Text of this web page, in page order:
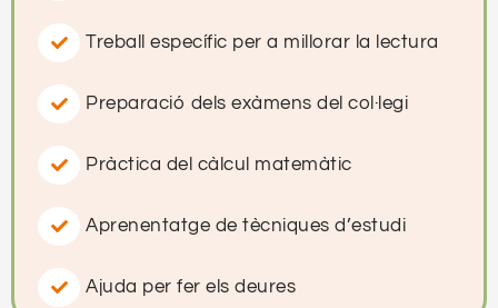
Treball específic per a millorar la lectura
Preparació dels exàmens del col·legi
Pràctica del càlcul matemàtic
Aprenentatge de tècniques d’estudi
Ajuda per fer els deures